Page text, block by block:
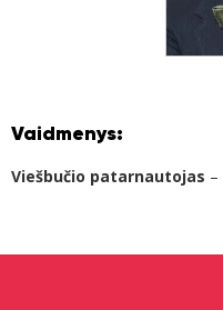
Vaidmenys:
Viešbučio patarnautojas –